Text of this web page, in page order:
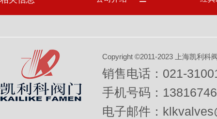
Copyright ©2011-2023 上海凯利科
销售电话：021-
手机号码：
电子邮件：